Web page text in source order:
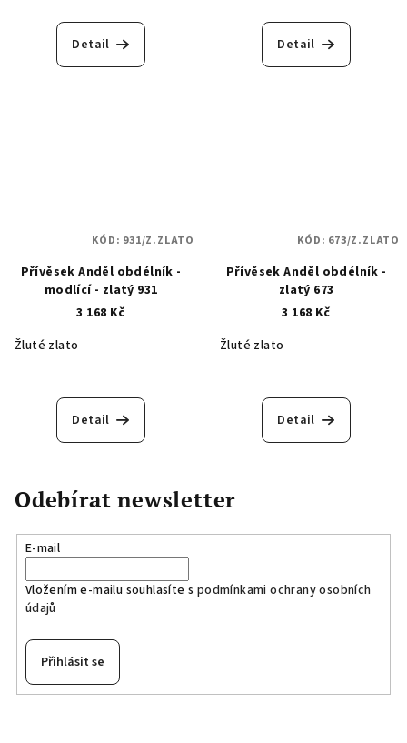
Detail Detail
Přívěsek Anděl obdélník -
modlící - zlatý 931
3 168 Kč
Žluté zlato
Detail
KÓD: 931/Z.ZLATO
Přívěsek Anděl obdélník -
zlatý 673
3 168 Kč
Žluté zlato
Detail
KÓD: 673/Z.ZLATO
Odebírat newsletter
E-mail
Vložením e-mailu souhlasíte s podmínkami ochrany osobních
údajů
Přihlásit se